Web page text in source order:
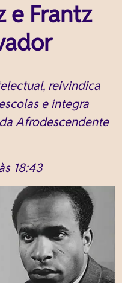
e Frantz
reivindica
e integra
Afrodescendente
18:43